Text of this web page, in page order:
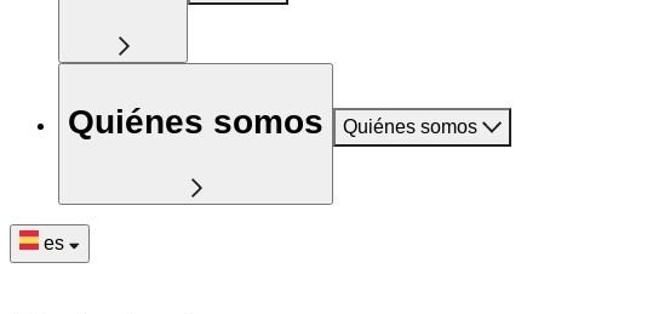
Quiénes somos Quiénes somos
es